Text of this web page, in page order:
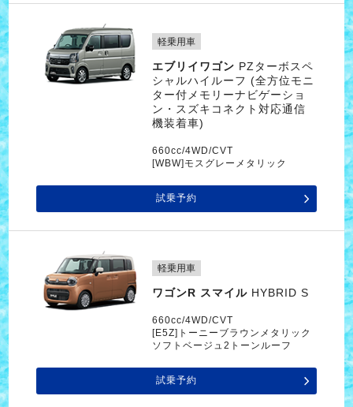
軽乗用車
エブリイワゴン PZターボスペ
シャルハイルーフ (全方位モニ
ター付メモリーナビゲーショ
ン・スズキコネクト対応通信
機装着車)
660cc/4WD/CVT
[WBW]モスグレーメタリック
試乗予約
軽乗用車
ワゴンR スマイルHYBRID S
660cc/4WD/CVT
[E5Z]トーニーブラウンメタリック
ソフトベージュ2トーンルーフ
試乗予約